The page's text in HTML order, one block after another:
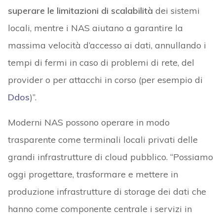
superare le limitazioni di scalabilità dei sistemi
locali, mentre i NAS aiutano a garantire la
massima velocità d’accesso ai dati, annullando i
tempi di fermi in caso di problemi di rete, del
provider o per attacchi in corso (per esempio di
Ddos)”.
Moderni NAS possono operare in modo
trasparente come terminali locali privati delle
grandi infrastrutture di cloud pubblico. “Possiamo
oggi progettare, trasformare e mettere in
produzione infrastrutture di storage dei dati che
hanno come componente centrale i servizi in